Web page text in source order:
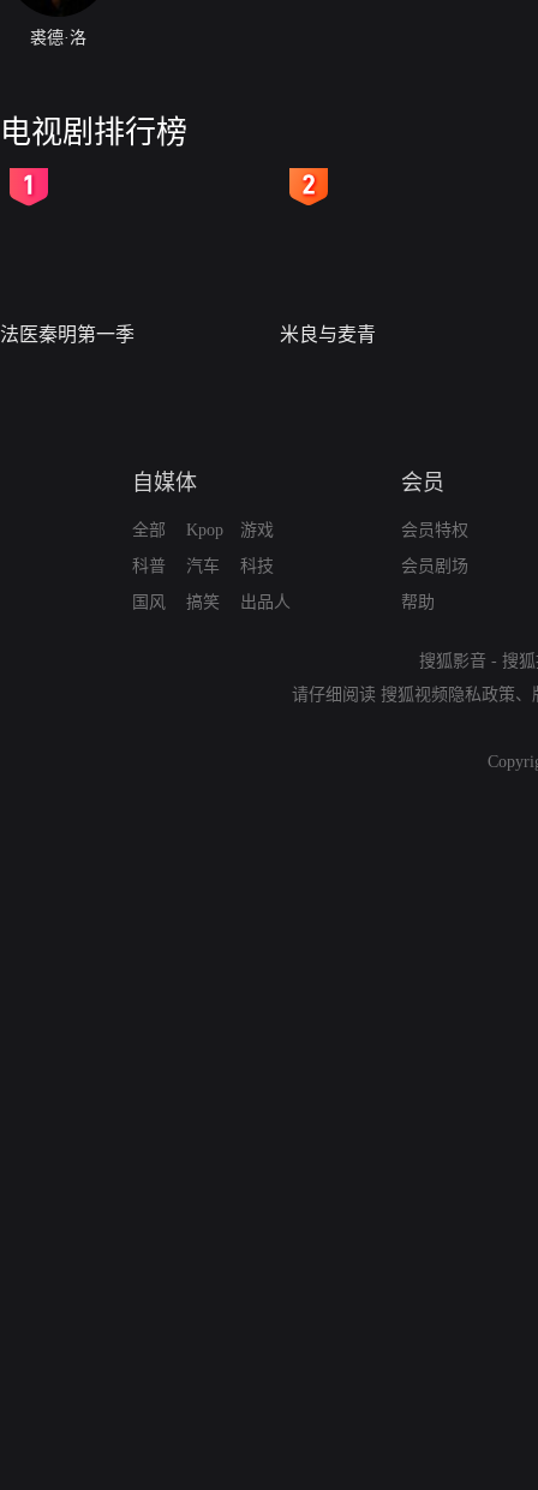
裘德·洛
电视剧排行榜
法医秦明第一季 米良与麦青
自媒体
全部
科普
国风
Kpop
汽车
搞笑
游戏
科技
出品人
会员
会员特权
会员剧场
帮助
搜狐影音 - 搜
请仔细阅读 搜狐视频隐私政策、